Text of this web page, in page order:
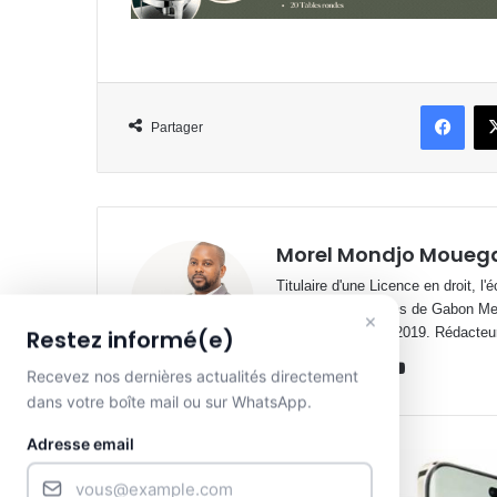
Partager
Morel Mondjo
Titulaire d'une Licence en droit,
profit des rédactions de Gabon
depuis septembre 2019.
WebsiteFacebookLinkedin
×
Restez informé(e)
Recevez nos dernières actualités directement
dans votre boîte mail ou sur WhatsApp.
Adresse email